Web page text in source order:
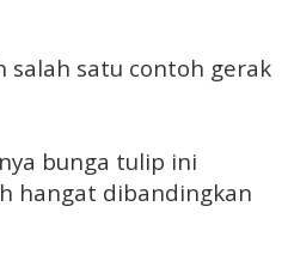
salah satu contoh gerak
bunga tulip ini
hangat dibandingkan